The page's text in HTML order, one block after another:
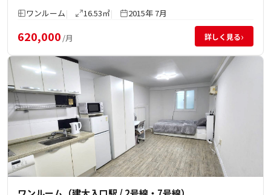
ワンルーム 16.53㎡ 2015年 7月
620,000 /月 詳しく見る›